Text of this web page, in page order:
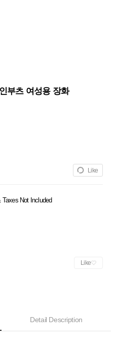
부츠 여성용 장화
Like
Taxes Not Included
Like
Detail Description